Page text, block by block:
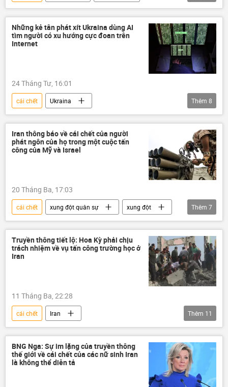
Việt Nam
bị thương
tử vong
Sơn La
Những kẻ tân phát xít Ukraina dùng AI
tìm người có xu hướng cực đoan trên
Internet
24 Tháng Tư, 16:01
cái chết
Ukraina
Cuộc khủng hoảng ở Ukraina
Nga
xung đột
xung đột quân sự
tấn công
khủng bố
AI
Thêm 8
Iran thông báo về cái chết của người
phát ngôn của họ trong một cuộc tấn
công của Mỹ và Israel
20 Tháng Ba, 17:03
cái chết xung đột quân sự
xung đột
Iran
Israel
Hoa Kỳ
Trung Đông
Chính trị
Thế giới
tấn công
Thêm 7
Truyền thông tiết lộ: Hoa Kỳ phải chịu
trách nhiệm về vụ tấn công trường học ở
Iran
11 Tháng Ba, 22:28
cái chết
Iran
Leo thang căng thẳng giữa Israel và Iran
Xung đột Mỹ-Iran
Hoa Kỳ
Israel
trường học
tấn công
Thế giới
Thêm 11
BNG Nga: Sự im lặng của truyền thông
thế giới về cái chết của các nữ sinh Iran
là không thể diễn tả